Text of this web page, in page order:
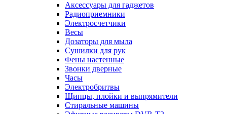
Аксессуары для гаджетов
Радиоприемники
Электросчетчики
Весы
Дозаторы для мыла
Сушилки для рук
Фены настенные
Звонки дверные
Часы
Электробритвы
Щипцы, плойки и выпрямители
Стиральные машины